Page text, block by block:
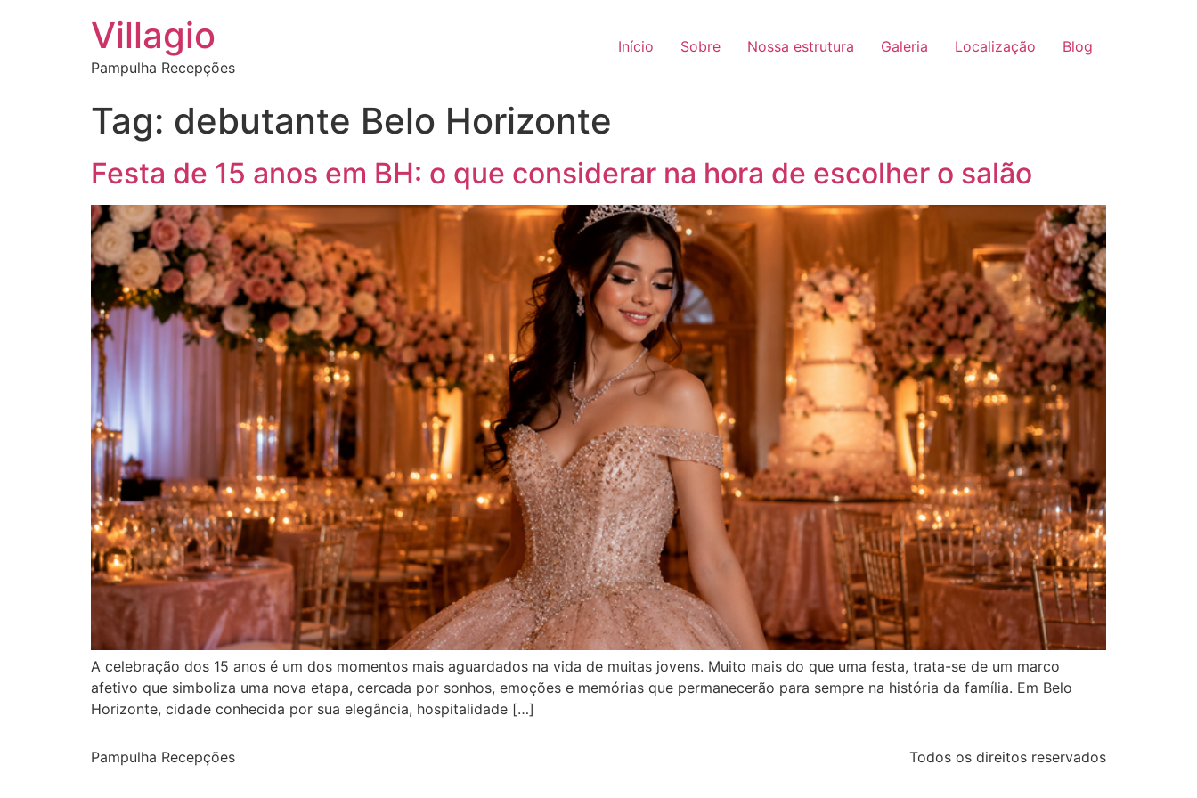
Villagio
Pampulha Recepções
Início Sobre Nossa estrutura Galeria Localização Blog
Tag: debutante Belo Horizonte
Festa de 15 anos em BH: o que considerar na hora de escolher o salão
A celebração dos 15 anos é um dos momentos mais aguardados na vida de muitas jovens. Muito mais do que uma festa, trata-se de um marco
afetivo que simboliza uma nova etapa, cercada por sonhos, emoções e memórias que permanecerão para sempre na história da família. Em Belo
Horizonte, cidade conhecida por sua elegância, hospitalidade […]
Pampulha Recepções Todos os direitos reservados